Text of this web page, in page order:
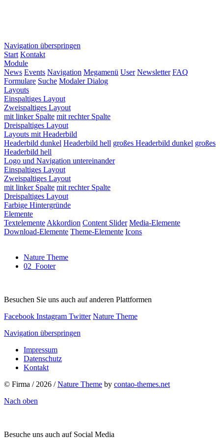
Navigation überspringen
Start Kontakt
Module
News Events Navigation Megamenü User Newsletter FAQ
Formulare Suche Modaler Dialog
Layouts
Einspaltiges Layout
Zweispaltiges Layout
mit linker Spalte mit rechter Spalte
Dreispaltiges Layout
Layouts mit Headerbild
Headerbild dunkel Headerbild hell großes Headerbild dunkel großes
Headerbild hell
Logo und Navigation untereinander
Einspaltiges Layout
Zweispaltiges Layout
mit linker Spalte mit rechter Spalte
Dreispaltiges Layout
Farbige Hintergründe
Elemente
Textelemente Akkordion Content Slider Media-Elemente
Download-Elemente Theme-Elemente Icons
Nature Theme
02_Footer
Besuchen Sie uns auch auf anderen Plattformen
Facebook Instagram Twitter Nature Theme
Navigation überspringen
Impressum
Datenschutz
Kontakt
© Firma / 2026 /Nature Theme by contao-themes.net
Nach oben
Besuche uns auch auf Social Media